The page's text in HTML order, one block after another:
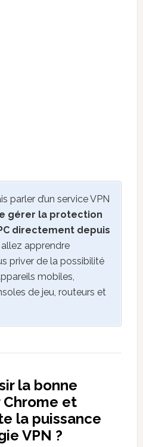
parler d’un service VPN
gérer la protection
directement depuis
allez apprendre
priver de la possibilité
mobiles,
de jeu, routeurs et
la bonne
et
la puissance
VPN ?